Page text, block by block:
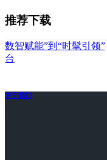
推荐下载
数智赋能”到“时髦引领”
台
关于我们